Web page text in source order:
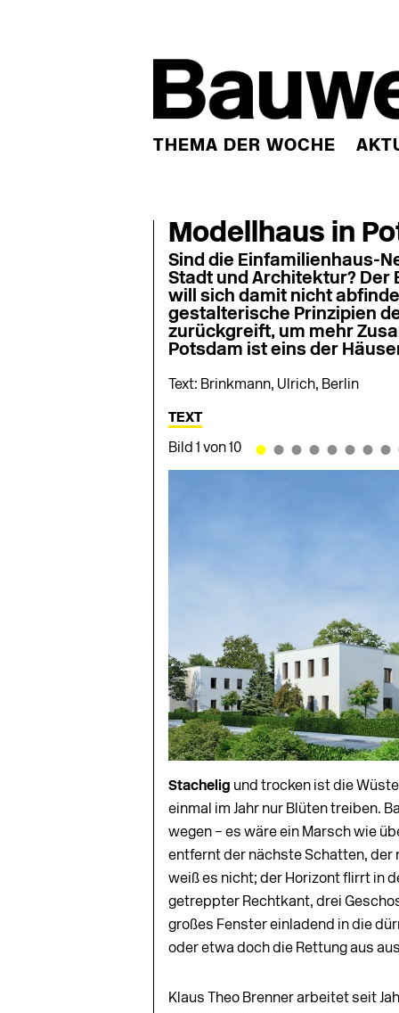
THEMA DER WOCHE
Modellhaus in
Sind die Einfamilienhaus-
Stadt und Architektur? Der
will sich damit nicht
gestalterische Prinzipi­en
zurückgreift, um mehr
Potsdam ist eins der
Text: Brinkmann, Ulrich, Berlin
TEXT
Bild 1 von 10 ••••••••
Stachelig und trocken ist die
einmal im Jahr nur Blüten treiben.
wegen – es wäre ein Marsch wie
entfernt der nächste Schatten, der
weiß es nicht; der Horizont flirrt in
getreppter Rechtkant, drei
großes Fenster einladend in die
oder etwa doch die Rettung aus
Klaus Theo Brenner arbeitet seit